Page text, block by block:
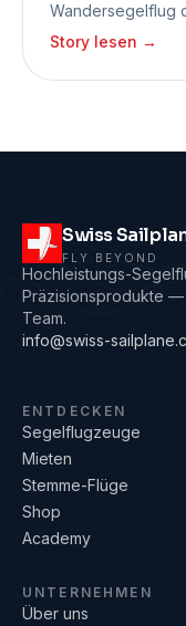
Wandersegelflug
Story lesen →
Swiss
FLY BEYOND
Hochleistungs-
Präzisionsprodukte —
Team.
info@swiss-
ENTDECKEN
Segelflugzeuge
Mieten
Stemme-Flüge
Shop
Academy
UNTERNEHMEN
Über uns